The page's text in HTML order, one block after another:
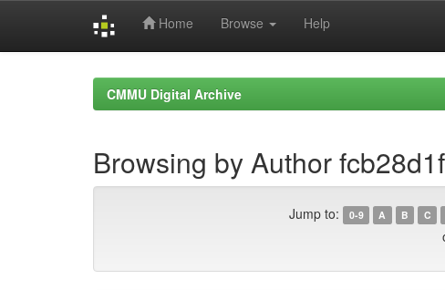
Home Browse Help
CMMU Digital Archive
Browsing by Author
Jump to: 0-9 A B C